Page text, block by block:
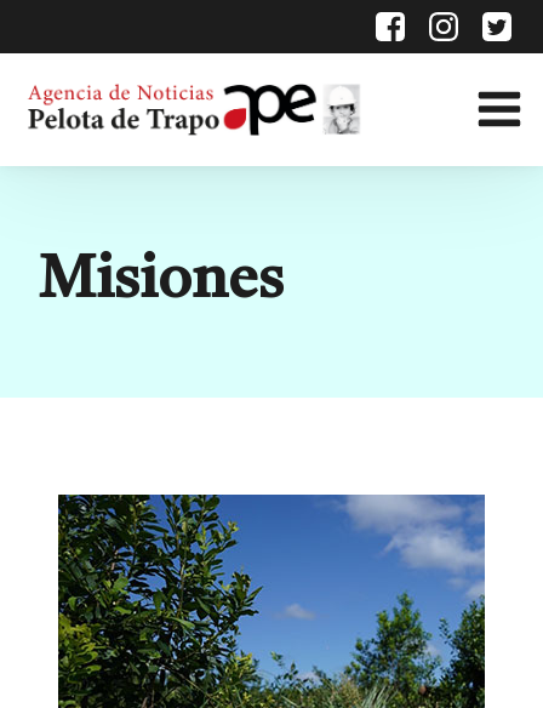
Etiqueta:
Misiones